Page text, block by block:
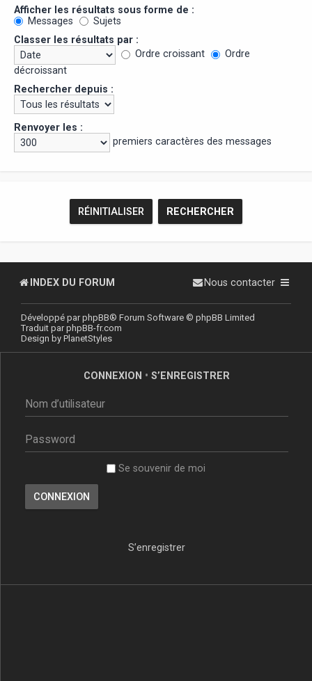
Afficher les résultats sous forme de :
Messages
Sujets
Classer les résultats par :
Ordre croissant
Ordre
décroissant
Rechercher depuis :
Renvoyer les :
premiers caractères des messages
INDEX DU FORUM Nous contacter
Développé parphpBB® Forum Software © phpBB Limited
Traduit parphpBB-fr.com
Design by PlanetStyles
CONNEXION • S’ENREGISTRER
Se souvenir de moi
S’enregistrer